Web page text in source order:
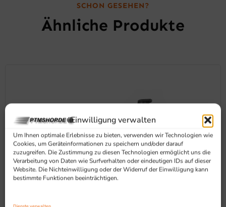
Einwilligung verwalten
Um Ihnen optimale Erlebnisse zu bieten, verwenden wir Technologien wie
Cookies, um Geräteinformationen zu speichern und/oder darauf
zuzugreifen. Die Zustimmung zu diesen Technologien ermöglicht uns die
Verarbeitung von Daten wie Surfverhalten oder eindeutigen IDs auf dieser
Website. Die Nichteinwilligung oder der Widerruf der Einwilligung kann
bestimmte Funktionen beeinträchtigen.
SCHON GESEHEN?
Ähnliche Produkte